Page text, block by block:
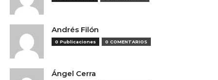
Andrés Filón
0 Publicaciones 0 COMENTARIOS
Ángel Cerra